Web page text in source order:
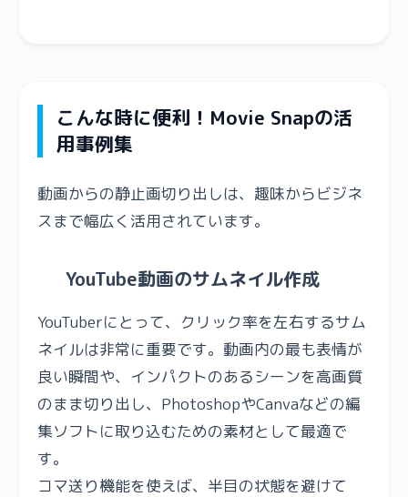
こんな時に便利！Movie Snapの活
用事例集
動画からの静止画切り出しは、趣味からビジネ
スまで幅広く活用されています。
YouTube動画のサムネイル作成
YouTuberにとって、クリック率を左右するサム
ネイルは非常に重要です。動画内の最も表情が
良い瞬間や、インパクトのあるシーンを高画質
のまま切り出し、PhotoshopやCanvaなどの編
集ソフトに取り込むための素材として最適で
す。
コマ送り機能を使えば、半目の状態を避けて